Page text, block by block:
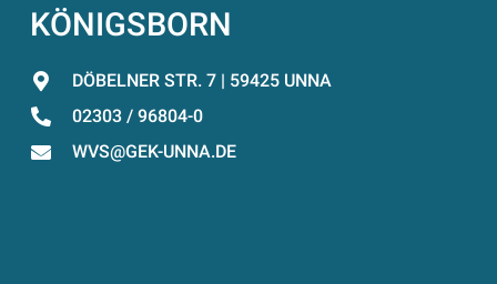
KÖNIGSBORN
DÖBELNER STR. 7 | 59425 UNNA
02303 / 96804-0
WVS@GEK-UNNA.DE